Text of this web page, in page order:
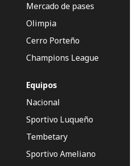
Mercado de pases
Olimpia
Cerro Porteño
Champions League
Equipos
Nacional
Sportivo Luqueño
Tembetary
Sportivo Ameliano